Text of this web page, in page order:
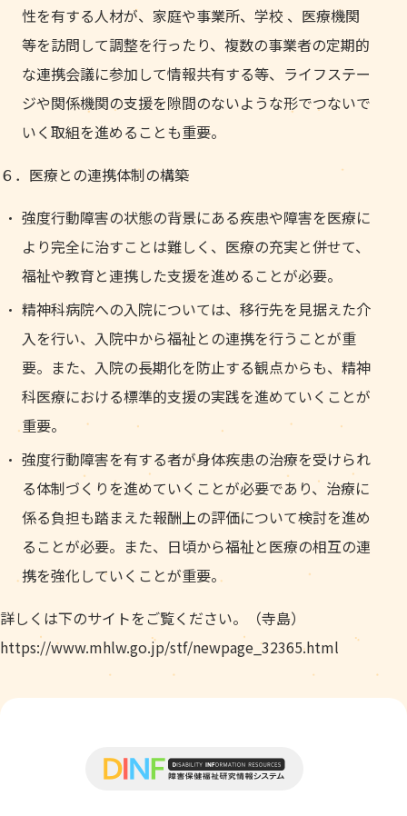
性を有する人材が、家庭や事業所、学校 、医療機関
等を訪問して調整を行ったり、複数の事業者の定期的
な連携会議に参加して情報共有する等、ライフステー
ジや関係機関の支援を隙間のないような形でつないで
いく取組を進めることも重要。
６．医療との連携体制の構築
強度行動障害の状態の背景にある疾患や障害を医療に
より完全に治すことは難しく、医療の充実と併せて、
福祉や教育と連携した支援を進めることが必要。
精神科病院への入院については、移行先を見据えた介
入を行い、入院中から福祉との連携を行うことが重
要。また、入院の長期化を防止する観点からも、精神
科医療における標準的支援の実践を進めていくことが
重要。
強度行動障害を有する者が身体疾患の治療を受けられ
る体制づくりを進めていくことが必要であり、治療に
係る負担も踏まえた報酬上の評価について検討を進め
ることが必要。また、日頃から福祉と医療の相互の連
携を強化していくことが重要。
詳しくは下のサイトをご覧ください。（寺島）
https://www.mhlw.go.jp/stf/newpage_32365.html